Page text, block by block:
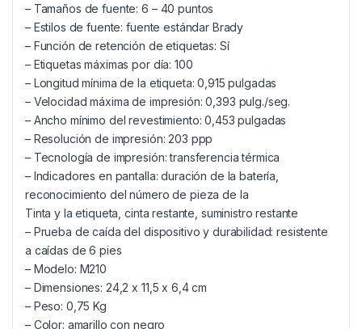
– Tamaños de fuente: 6 – 40 puntos
– Estilos de fuente: fuente estándar Brady
– Función de retención de etiquetas: Sí
– Etiquetas máximas por día: 100
– Longitud mínima de la etiqueta: 0,915 pulgadas
– Velocidad máxima de impresión: 0,393 pulg./seg.
– Ancho mínimo del revestimiento: 0,453 pulgadas
– Resolución de impresión: 203 ppp
– Tecnología de impresión: transferencia térmica
– Indicadores en pantalla: duración de la batería,
reconocimiento del número de pieza de la
Tinta y la etiqueta, cinta restante, suministro restante
– Prueba de caída del dispositivo y durabilidad: resistente
a caídas de 6 pies
– Modelo: M210
– Dimensiones: 24,2 x 11,5 x 6,4 cm
– Peso: 0,75 Kg
– Color: amarillo con negro